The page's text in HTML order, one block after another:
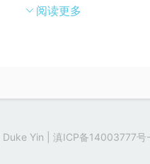
阅读更多
Duke Yin 滇ICP备14003777号